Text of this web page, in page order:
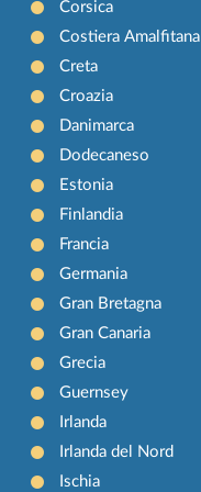
Corsica
Costiera Amalfitana
Creta
Croazia
Danimarca
Dodecaneso
Estonia
Finlandia
Francia
Germania
Gran Bretagna
Gran Canaria
Grecia
Guernsey
Irlanda
Irlanda del Nord
Ischia